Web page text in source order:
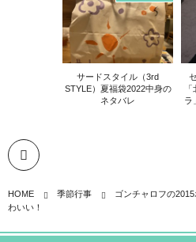
サードスタイル（3rd
STYLE）夏福袋2022中身の
ネタバレ
ラ
HOME 季節行事
ゴンチャロフの
わいい！